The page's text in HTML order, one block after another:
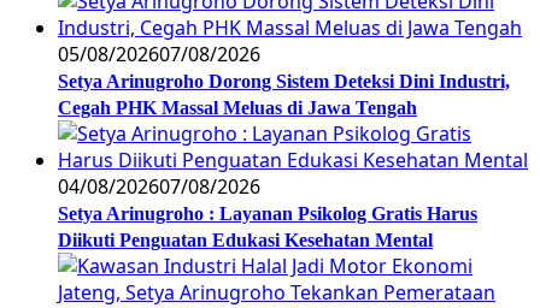
05/08/202607/08/2026
Setya Arinugroho Dorong Sistem Deteksi Dini Industri,
Cegah PHK Massal Meluas di Jawa Tengah
04/08/202607/08/2026
Setya Arinugroho : Layanan Psikolog Gratis Harus
Diikuti Penguatan Edukasi Kesehatan Mental